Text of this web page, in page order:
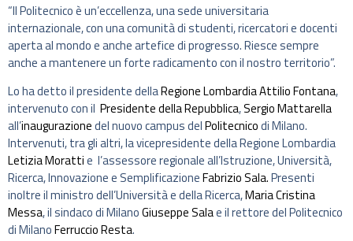
“Il Politecnico è un’eccellenza, una sede universitaria
internazionale, con una comunità di studenti, ricercatori e docenti
aperta al mondo e anche artefice di progresso. Riesce sempre
anche a mantenere un forte radicamento con il nostro territorio”.
Lo ha detto il presidente dellaRegione LombardiaAttilio Fontana,
intervenuto con il Presidente della Repubblica,Sergio Mattarella
all’inaugurazionedel nuovo campus delPolitecnicodi Milano.
Intervenuti, tra gli altri, la vicepresidente della Regione Lombardia
Letizia Morattie l’assessore regionale all’Istruzione, Università,
Ricerca, Innovazione e SemplificazioneFabrizio Sala.Presenti
inoltre il ministro dell’Università e della Ricerca,Maria Cristina
Messa, il sindaco di MilanoGiuseppe Salae il rettore del Politecnico
di MilanoFerruccio Resta.